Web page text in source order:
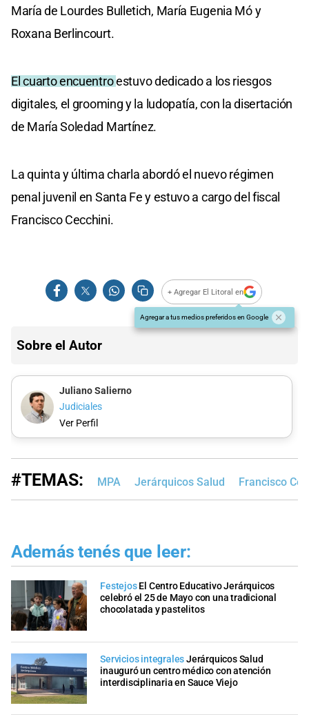
María de Lourdes Bulletich, María Eugenia Mó y
Roxana Berlincourt.
El cuarto encuentroestuvo dedicado a los riesgos
digitales, el grooming y la ludopatía, con la disertación
de María Soledad Martínez.
La quinta y última charla abordó el nuevo régimen
penal juvenil en Santa Fe y estuvo a cargo del fiscal
Francisco Cecchini.
+ Agregar El Litoral en
Agregar a tus medios preferidos en Google
Sobre el Autor
Juliano Salierno
Judiciales
Ver Perfil
#TEMAS: MPA Jerárquicos Salud Francisco
Además tenés que leer:
Festejos El Centro Educativo Jerárquicos
celebró el 25 de Mayo con una tradicional
chocolatada y pastelitos
Servicios integralesJerárquicos Salud
inauguró un centro médico con atención
interdisciplinaria en Sauce Viejo